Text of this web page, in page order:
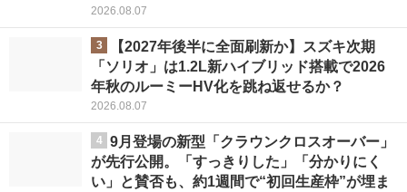
2026.08.07
3
【2027年後半に全面刷新か】スズキ次期
「ソリオ」は1.2L新ハイブリッド搭載で2026
年秋のルーミーHV化を跳ね返せるか？
2026.08.07
4
9月登場の新型「クラウンクロスオーバー」
が先行公開。「すっきりした」「分かりにく
い」と賛否も、約1週間で“初回生産枠”が埋ま